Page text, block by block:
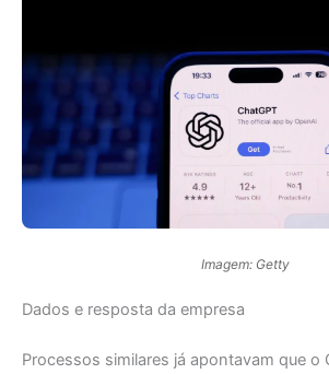
Imagem: Getty
Dados e resposta da empresa
Processos similares já apontavam que o